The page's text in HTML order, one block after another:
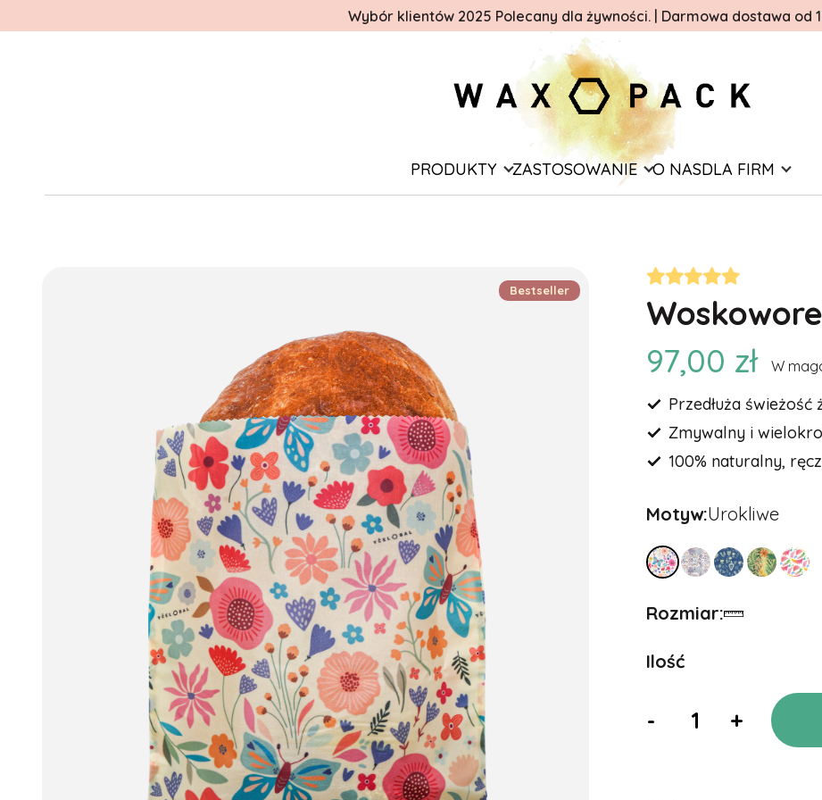
Wybór klientów 2025 Polecany dla żywności. | Darmowa dostawa od
PRODUKTY ZASTOSOWANIE O NASDLA FIRM
Bestseller
97,00 zł
W
Przedłuża świeżość
Zmywalny i
100% naturalny,
Motyw:Urokliwe
Rozmiar:
Ilość
- +